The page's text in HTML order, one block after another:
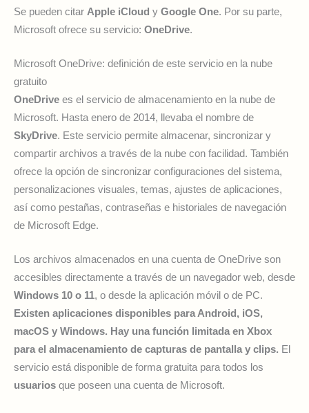
Se pueden citar Apple iCloud y Google One. Por su parte,
Microsoft ofrece su servicio: OneDrive.
Microsoft OneDrive: definición de este servicio en la nube
gratuito
OneDrive es el servicio de almacenamiento en la nube de
Microsoft. Hasta enero de 2014, llevaba el nombre de
SkyDrive. Este servicio permite almacenar, sincronizar y
compartir archivos a través de la nube con facilidad. También
ofrece la opción de sincronizar configuraciones del sistema,
personalizaciones visuales, temas, ajustes de aplicaciones,
así como pestañas, contraseñas e historiales de navegación
de Microsoft Edge.
Los archivos almacenados en una cuenta de OneDrive son
accesibles directamente a través de un navegador web, desde
Windows 10 o 11, o desde la aplicación móvil o de PC.
Existen aplicaciones disponibles para Android, iOS,
macOS y Windows. Hay una función limitada en Xbox
para el almacenamiento de capturas de pantalla y clips. El
servicio está disponible de forma gratuita para todos los
usuarios que poseen una cuenta de Microsoft.